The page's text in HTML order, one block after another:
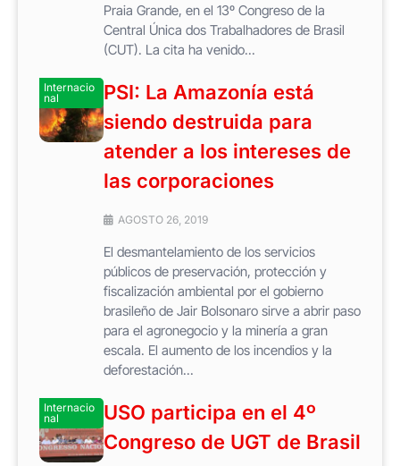
Praia Grande, en el 13º Congreso de la
Central Única dos Trabalhadores de Brasil
(CUT). La cita ha venido...
Internacio
nal
PSI: La Amazonía está
siendo destruida para
atender a los intereses de
las corporaciones
AGOSTO 26, 2019
El desmantelamiento de los servicios
públicos de preservación, protección y
fiscalización ambiental por el gobierno
brasileño de Jair Bolsonaro sirve a abrir paso
para el agronegocio y la minería a gran
escala. El aumento de los incendios y la
deforestación...
Internacio
nal
USO participa en el 4º
Congreso de UGT de Brasil